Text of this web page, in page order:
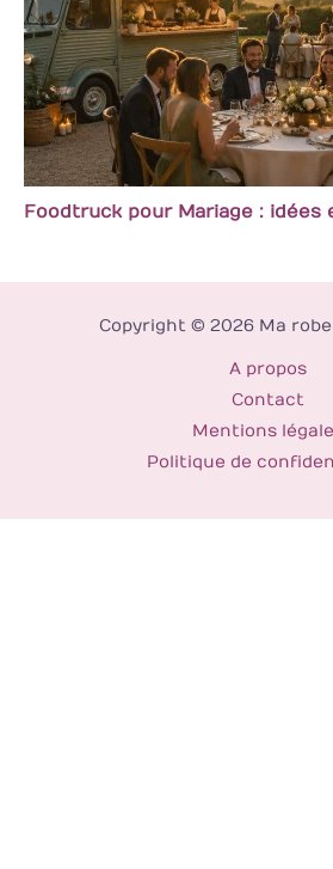
Foodtruck pour Mariage : idées
Copyright © 2026 Ma
A propos
Contact
Mentions
Politique de